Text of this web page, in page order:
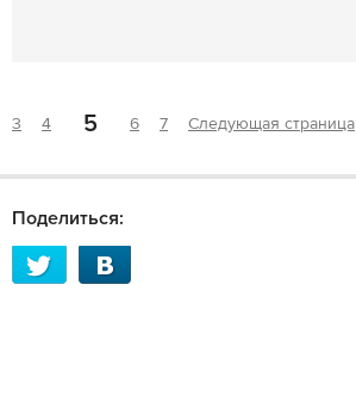
3 4 5 6 7 Следующая страница
Поделиться: